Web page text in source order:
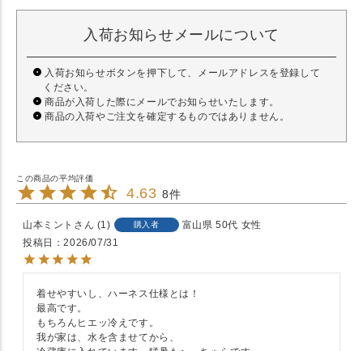
入荷お知らせメールについて
入荷お知らせボタンを押下して、メールアドレスを登録して
ください。
商品が入荷した際にメールでお知らせいたします。
商品の入荷やご注文を確定するものではありません。
4.63 8
山本ミント 1 購入者 富山県 50代 女性
投稿日
2026/07/31
着せやすいし、ハーネス仕様とは！
最高です。
もちろんヒエッ冷えです。
我が家は、水を含ませてから、